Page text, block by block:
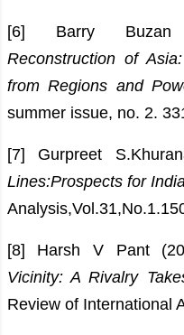
[6] Barry Buzan
Reconstruction of
from Regions and
summer issue, no. 2.
[7] Gurpreet
Lines:Prospects for
[8] Harsh V Pant
Vicinity:ARivalry
Review of International